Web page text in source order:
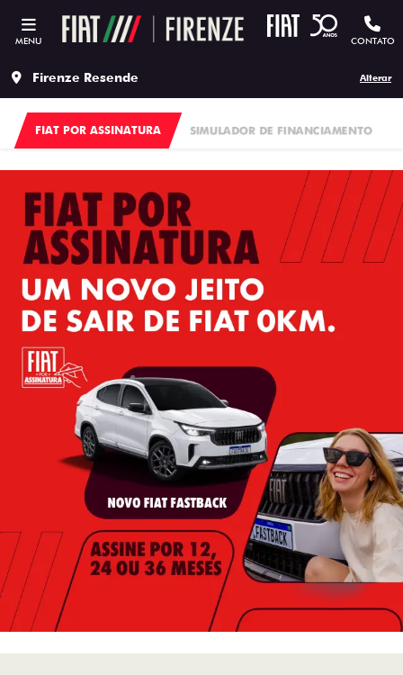
MENU CONTATO
Firenze Resende Alterar
SIMULADOR DE FINANCIAMENTO
FIAT POR ASSINATURA